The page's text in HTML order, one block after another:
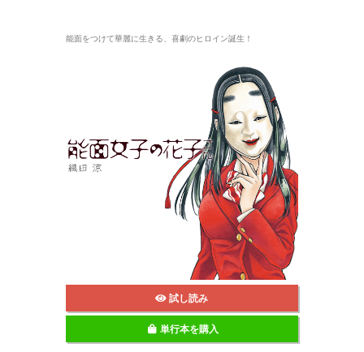
能面をつけて華麗に生きる、喜劇のヒロイン誕生！
試し読み
単行本を購入